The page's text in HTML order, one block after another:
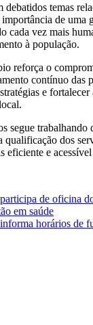
temas
de uma
cada vez mais
à população.
reforça o
contínuo das
e fortalecer
segue trabalhando
qualificação dos
eficiente e
de oficina
em saúde
horários de